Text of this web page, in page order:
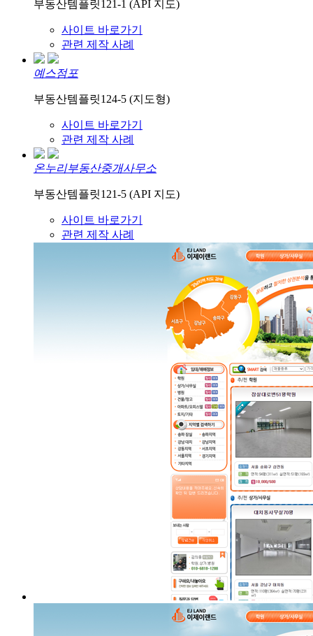
부동산템플릿121-1 (API 지도)
사이트 바로가기
관련 제작 사례
예스점포
부동산템플릿124-5 (지도형)
사이트 바로가기
관련 제작 사례
온누리부동산중개사무소
부동산템플릿121-5 (API 지도)
사이트 바로가기
관련 제작 사례